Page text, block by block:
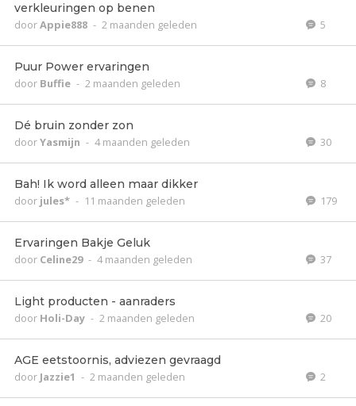
verkleuringen op benen
doorAppie888 - 2 maanden geleden 5
Puur Power ervaringen
door Buffie - 2 maanden geleden 8
Dé bruin zonder zon
doorYasmijn - 4 maanden geleden 30
Bah! Ik word alleen maar dikker
door jules* - 11 maanden geleden 179
Ervaringen Bakje Geluk
door Celine29 - 4 maanden geleden 37
Light producten - aanraders
door Holi-Day - 2 maanden geleden 20
AGE eetstoornis, adviezen gevraagd
door Jazzie1 - 2 maanden geleden 2